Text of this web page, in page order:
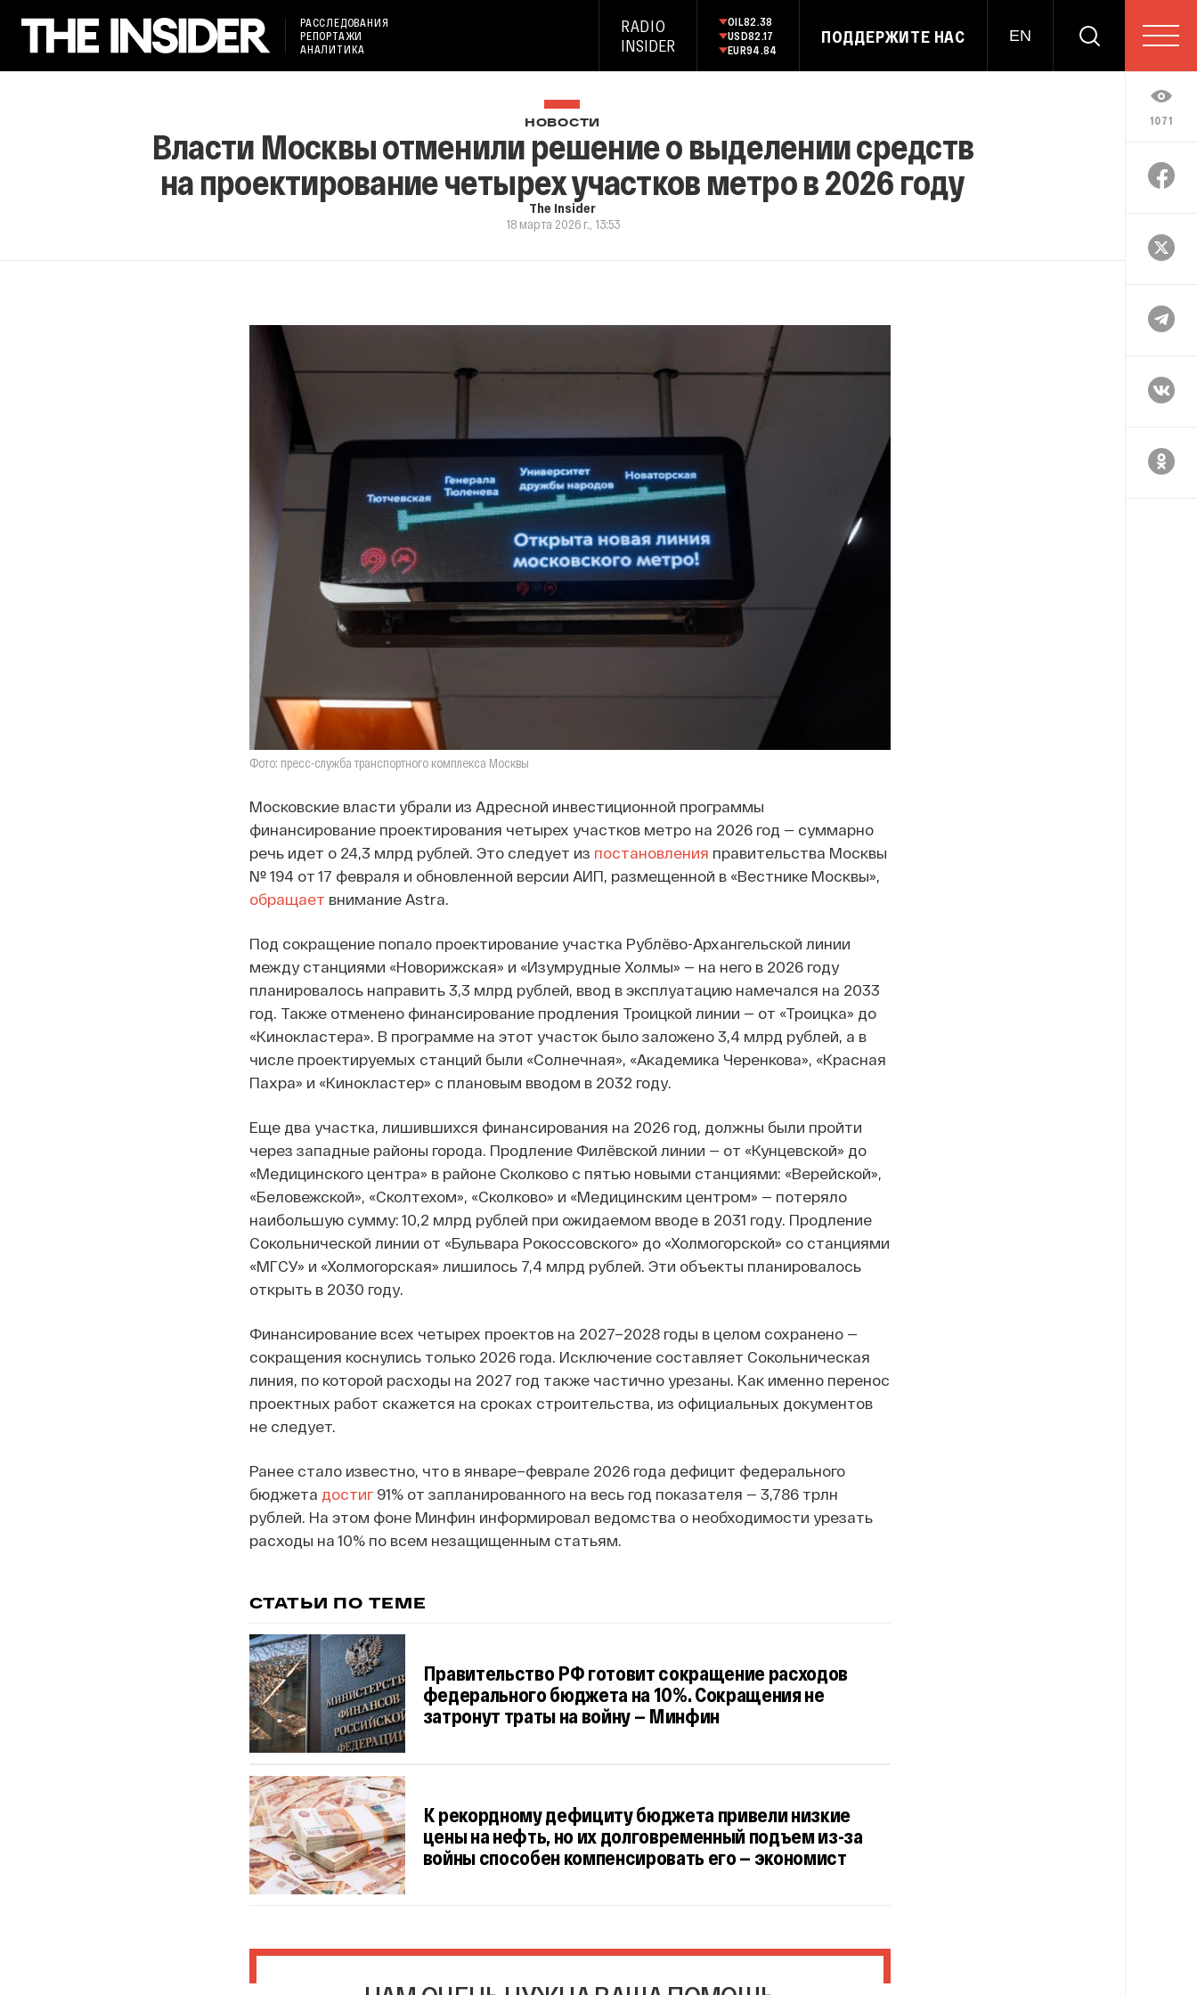
РАССЛЕДОВАНИЯ
РЕПОРТАЖИ
АНАЛИТИКА
RADIO
INSIDER
OIL82.38
USD82.17
EUR94.84
ПОДДЕРЖИТЕ НАС EN
1071
НОВОСТИ
Власти Москвы отменили решение о выделении средств
на проектирование четырех участков метро в 2026 году
The Insider
18 марта 2026 г., 13:53
Фото: пресс-служба транспортного комплекса Москвы
Московские власти убрали из Адресной инвестиционной программы
финансирование проектирования четырех участков метро на 2026 год — суммарно
речь идет о 24,3 млрд рублей. Это следует из постановления правительства Москвы
№ 194 от 17 февраля и обновленной версии АИП, размещенной в «Вестнике Москвы»,
обращает внимание Astra.
Под сокращение попало проектирование участка Рублёво-Архангельской линии
между станциями «Новорижская» и «Изумрудные Холмы» — на него в 2026 году
планировалось направить 3,3 млрд рублей, ввод в эксплуатацию намечался на 2033
год. Также отменено финансирование продления Троицкой линии — от «Троицка» до
«Кинокластера». В программе на этот участок было заложено 3,4 млрд рублей, а в
числе проектируемых станций были «Солнечная», «Академика Черенкова», «Красная
Пахра» и «Кинокластер» с плановым вводом в 2032 году.
Еще два участка, лишившихся финансирования на 2026 год, должны были пройти
через западные районы города. Продление Филёвской линии — от «Кунцевской» до
«Медицинского центра» в районе Сколково с пятью новыми станциями: «Верейской»,
«Беловежской», «Сколтехом», «Сколково» и «Медицинским центром» — потеряло
наибольшую сумму: 10,2 млрд рублей при ожидаемом вводе в 2031 году. Продление
Сокольнической линии от «Бульвара Рокоссовского» до «Холмогорской» со станциями
«МГСУ» и «Холмогорская» лишилось 7,4 млрд рублей. Эти объекты планировалось
открыть в 2030 году.
Финансирование всех четырех проектов на 2027–2028 годы в целом сохранено —
сокращения коснулись только 2026 года. Исключение составляет Сокольническая
линия, по которой расходы на 2027 год также частично урезаны. Как именно перенос
проектных работ скажется на сроках строительства, из официальных документов
не следует.
Ранее стало известно, что в январе–феврале 2026 года дефицит федерального
бюджета достиг91% от запланированного на весь год показателя — 3,786 трлн
рублей. На этом фоне Минфин информировал ведомства о необходимости урезать
расходы на 10% по всем незащищенным статьям.
СТАТЬИ ПО ТЕМЕ
Правительство РФ готовит сокращение расходов
федерального бюджета на 10%. Сокращения не
затронут траты на войну — Минфин
К рекордному дефициту бюджета привели низкие
цены на нефть, но их долговременный подъем из-за
войны способен компенсировать его — экономист